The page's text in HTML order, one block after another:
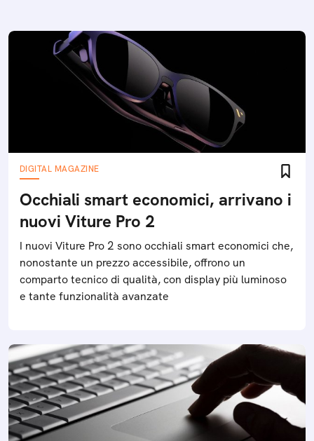
DIGITAL MAGAZINE
Occhiali smart economici, arrivano i
nuovi Viture Pro 2
I nuovi Viture Pro 2 sono occhiali smart economici che,
nonostante un prezzo accessibile, offrono un
comparto tecnico di qualità, con display più luminoso
e tante funzionalità avanzate